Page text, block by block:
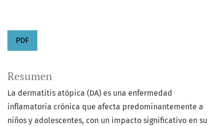
PDF
Resumen
La dermatitis atópica (DA) es una enfermedad
inflamatoria crónica que afecta predominantemente a
niños y adolescentes, con un impacto significativo en su